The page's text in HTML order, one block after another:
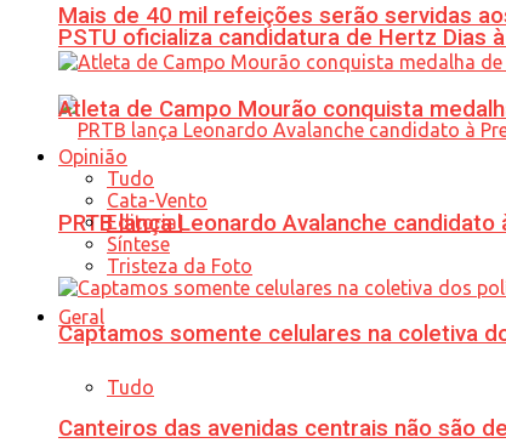
PSTU oficializa candidatura de Hertz Dias
PRTB lança Leonardo Avalanche
Geral
Tudo
Mais de 40 mil refeições serão servidas
Atleta de Campo Mourão conquista
Opinião
Tudo
Cata-Vento
Editorial
Síntese
Tristeza da Foto
Captamos somente celulares na coletiva
Canteiros das avenidas centrais não são